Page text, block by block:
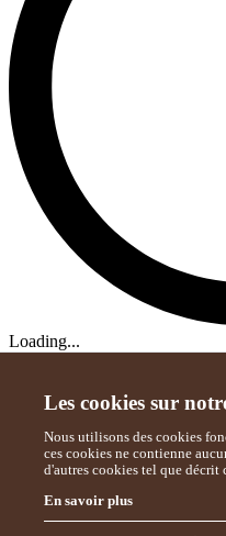
Les cookies sur
Nous utilisons des cookies
ces cookies ne contienne
d'autres cookies tel que décrit
En savoir plus
Loading...